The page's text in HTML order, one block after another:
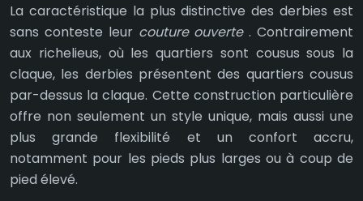
La caractéristique la plus distinctive des derbies est
sans conteste leur couture ouverte. Contrairement
aux richelieus, où les quartiers sont cousus sous la
claque, les derbies présentent des quartiers cousus
par-dessus la claque. Cette construction particulière
offre non seulement un style unique, mais aussi une
plus grande flexibilité et un confort accru,
notamment pour les pieds plus larges ou à coup de
pied élevé.